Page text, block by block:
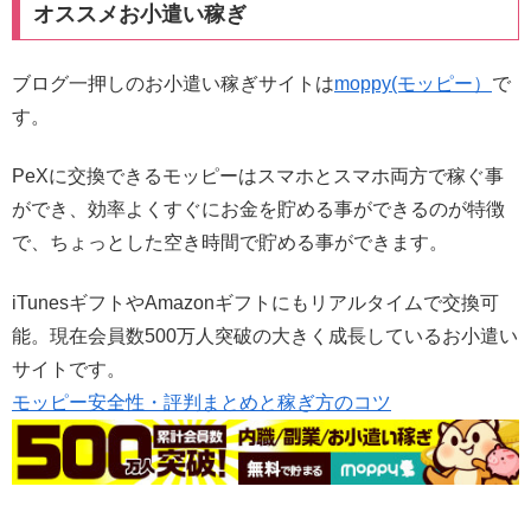
オススメお小遣い稼ぎ
ブログ一押しのお小遣い稼ぎサイトはmoppy(モッピー） で
す。
PeXに交換できるモッピーはスマホとスマホ両方で稼ぐ事
ができ、効率よくすぐにお金を貯める事ができるのが特徴
で、ちょっとした空き時間で貯める事ができます。
iTunesギフトやAmazonギフトにもリアルタイムで交換可
能。現在会員数500万人突破の大きく成長しているお小遣い
サイトです。
モッピー安全性・評判まとめと稼ぎ方のコツ